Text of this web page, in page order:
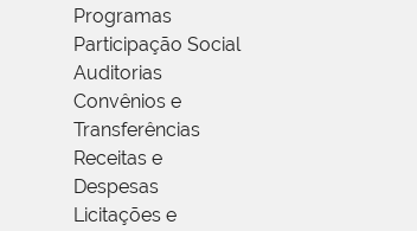
Programas
Participação Social
Auditorias
Convênios e
Transferências
Receitas e
Despesas
Licitações e